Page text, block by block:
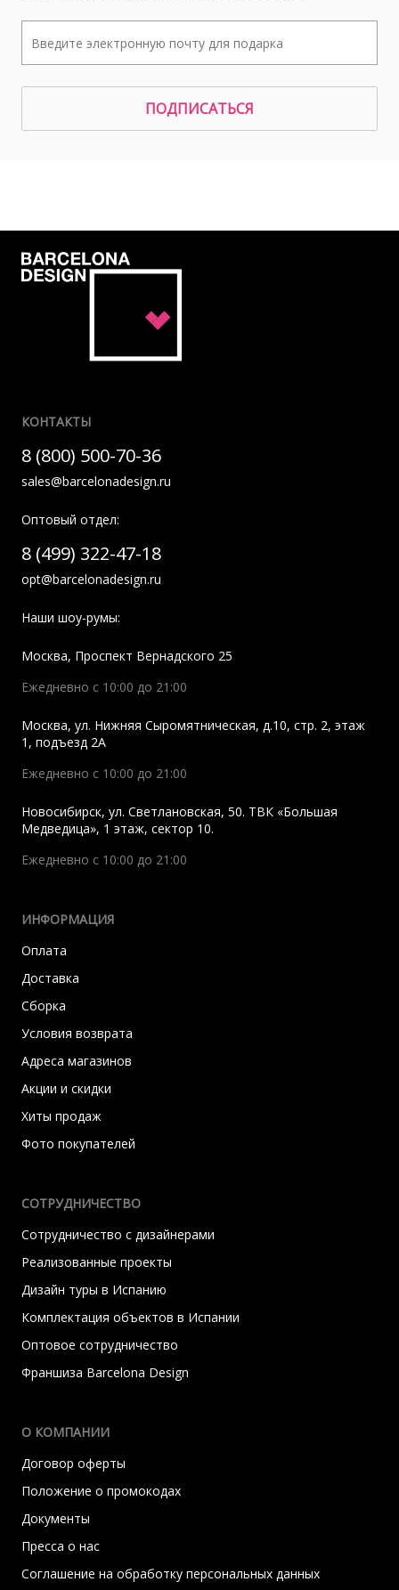
ПОДПИСАТЬСЯ
КОНТАКТЫ
8 (800) 500-70-36
sales@barcelonadesign.ru
Оптовый отдел:
8 (499) 322-47-18
opt@barcelonadesign.ru
Наши шоу-румы:
Москва, Проспект Вернадского 25
Ежедневно с 10:00 до 21:00
Москва, ул. Нижняя Сыромятническая, д.10, стр. 2, этаж
1, подъезд 2A
Ежедневно с 10:00 до 21:00
Новосибирск, ул. Светлановская, 50. ТВК «Большая
Медведица», 1 этаж, сектор 10.
Ежедневно с 10:00 до 21:00
ИНФОРМАЦИЯ
Оплата
Доставка
Сборка
Условия возврата
Адреса магазинов
Акции и скидки
Хиты продаж
Фото покупателей
СОТРУДНИЧЕСТВО
Сотрудничество с дизайнерами
Реализованные проекты
Дизайн туры в Испанию
Комплектация объектов в Испании
Оптовое сотрудничество
Франшиза Barcelona Design
О КОМПАНИИ
Договор оферты
Положение о промокодах
Документы
Пресса о нас
Соглашение на обработку персональных данных